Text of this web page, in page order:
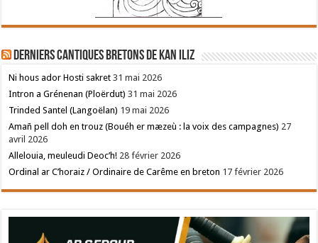
Derniers cantiques bretons de Kan Iliz
Ni hous ador Hosti sakret 31 mai 2026
Intron a Grénenan (Ploërdut) 31 mai 2026
Trinded Santel (Langoëlan) 19 mai 2026
Amañ pell doh en trouz (Bouéh er mæzeù : la voix des campagnes) 27
avril 2026
Allelouia, meuleudi Deoc’h! 28 février 2026
Ordinal ar C’horaiz / Ordinaire de Carême en breton 17 février 2026